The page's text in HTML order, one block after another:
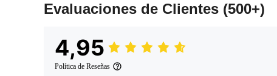
Evaluaciones de Clientes (500+)
4,95
Política de Reseñas